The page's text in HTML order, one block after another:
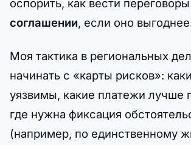
оспорить, как вести
соглашении, если оно
Моя тактика в региональных
начинать с «карты рисков»:
уязвимы, какие платежи лучше
где нужна фиксация
(например, по единственному